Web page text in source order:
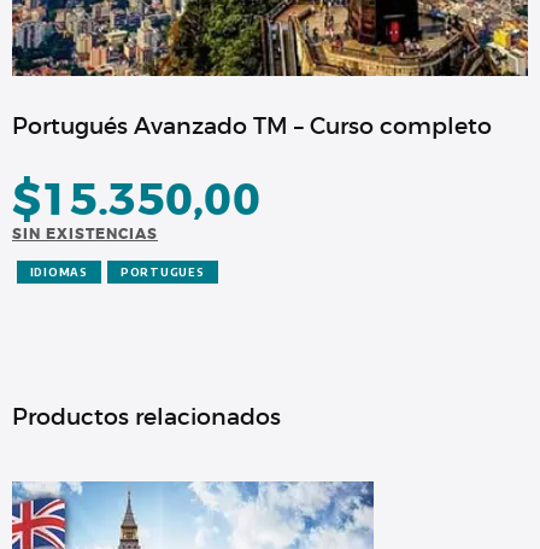
Portugués Avanzado TM – Curso completo
$15.350,00
SIN EXISTENCIAS
IDIOMAS PORTUGUES
Productos relacionados